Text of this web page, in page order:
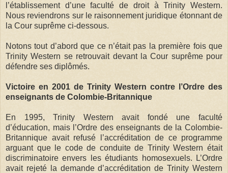
l’établissement d’une faculté de droit à Trinity Western.
Nous reviendrons sur le raisonnement juridique étonnant de
la Cour suprême ci-dessous.
Notons tout d’abord que ce n’était pas la première fois que
Trinity Western se retrouvait devant la Cour suprême pour
défendre ses diplômés.
Victoire en 2001 de Trinity Western contre l’Ordre des
enseignants de Colombie-Britannique
En 1995, Trinity Western avait fondé une faculté
d’éducation, mais l’Ordre des enseignants de la Colombie-
Britannique avait refusé l’accréditation de ce programme
arguant que le code de conduite de Trinity Western était
discriminatoire envers les étudiants homosexuels. L’Ordre
avait rejeté la demande d’accréditation de Trinity Western